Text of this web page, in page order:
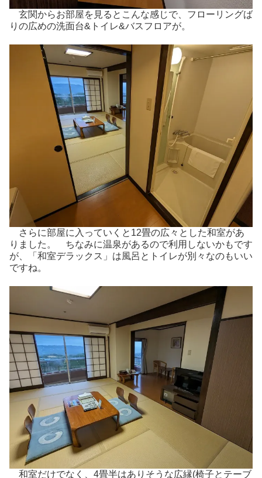
玄関からお部屋を見るとこんな感じで、フローリングば
りの広めの洗面台&トイレ&バスフロアが。
さらに部屋に入っていくと12畳の広々とした和室があ
りました。 ちなみに温泉があるので利用しないかもです
が、「和室デラックス」は風呂とトイレが別々なのもいい
ですね。
和室だけでなく、4畳半はありそうな広縁(椅子とテーブ